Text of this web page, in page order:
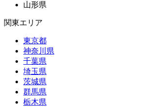
山形県
関東エリア
東京都
神奈川県
千葉県
埼玉県
茨城県
群馬県
栃木県